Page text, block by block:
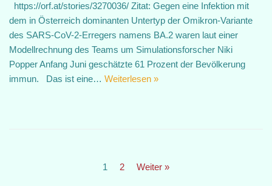
https://orf.at/stories/3270036/ Zitat: Gegen eine Infektion mit
dem in Österreich dominanten Untertyp der Omikron-Variante
des SARS-CoV-2-Erregers namens BA.2 waren laut einer
Modellrechnung des Teams um Simulationsforscher Niki
Popper Anfang Juni geschätzte 61 Prozent der Bevölkerung
immun. Das ist eine… Weiterlesen »
1 2 Weiter »